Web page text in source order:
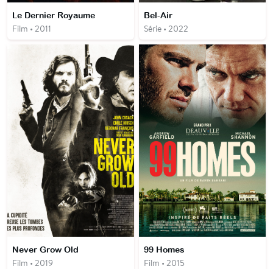
Le Dernier Royaume
Film • 2011
Bel-Air
Série • 2022
Never Grow Old
Film • 2019
99 Homes
Film • 2015